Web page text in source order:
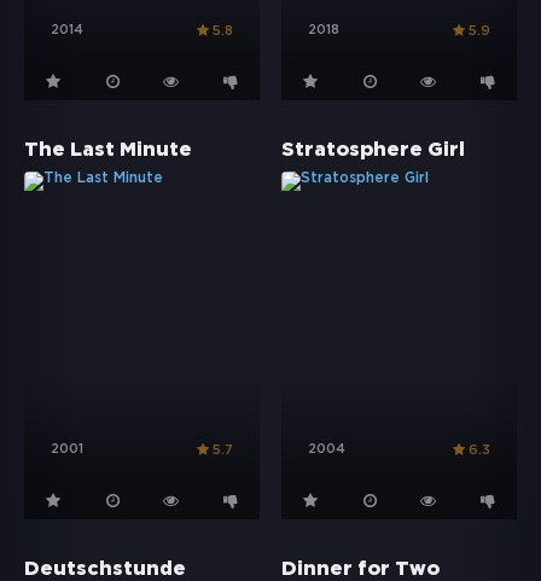
2014 5.8 2018 5.9
The Last Minute
2001 5.7
Stratosphere Girl
2004 6.3
Deutschstunde Dinner for Two